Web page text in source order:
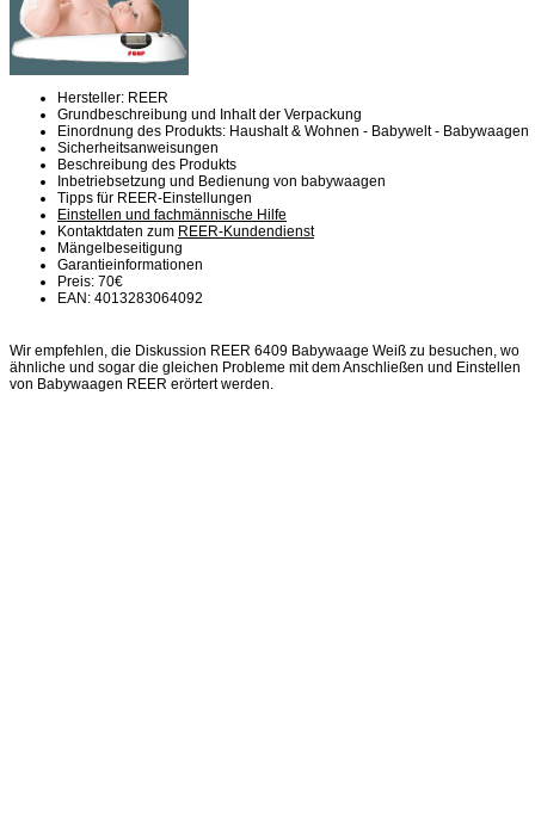
Hersteller: REER
Grundbeschreibung und Inhalt der Verpackung
Einordnung des Produkts: Haushalt & Wohnen - Babywelt - Babywaagen
Sicherheitsanweisungen
Beschreibung des Produkts
Inbetriebsetzung und Bedienung von babywaagen
Tipps für REER-Einstellungen
Einstellen und fachmännische Hilfe
Kontaktdaten zum REER-Kundendienst
Mängelbeseitigung
Garantieinformationen
Preis: 70€
EAN: 4013283064092
Wir empfehlen, die Diskussion REER 6409 Babywaage Weiß zu besuchen, wo
ähnliche und sogar die gleichen Probleme mit dem Anschließen und Einstellen
von Babywaagen REER erörtert werden.